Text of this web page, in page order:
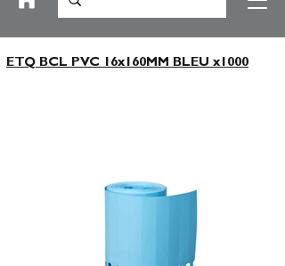
ETQ BCL PVC 16x160MM BLEU x1000